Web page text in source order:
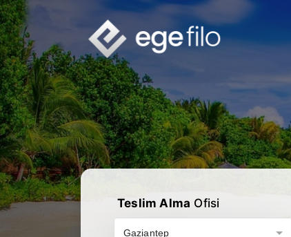
Teslim Alma Ofisi
Gaziantep